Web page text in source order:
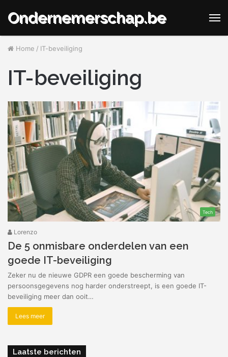
Ondernemerschap.be
Home / IT-beveiliging
IT-beveiliging
Tech
Lorenzo
De 5 onmisbare onderdelen van een
goede IT-beveiliging
Zeker nu de nieuwe GDPR een goede bescherming van
persoonsgegevens nog harder onderstreept, is een goede IT-
beveiliging meer dan ooit…
Lees meer
Laatste berichten